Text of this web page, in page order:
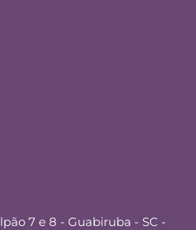
7 e 8 - Guabiruba - SC -